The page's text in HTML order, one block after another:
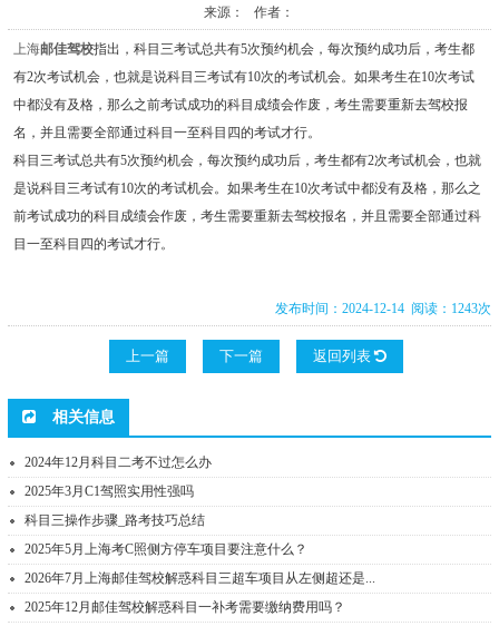
来源： 作者：
上海邮佳驾校指出，科目三考试总共有5次预约机会，每次预约成功后，考生都
有2次考试机会，也就是说科目三考试有10次的考试机会。如果考生在10次考试
中都没有及格，那么之前考试成功的科目成绩会作废，考生需要重新去驾校报
名，并且需要全部通过科目一至科目四的考试才行。
科目三考试总共有5次预约机会，每次预约成功后，考生都有2次考试机会，也就
是说科目三考试有10次的考试机会。如果考生在10次考试中都没有及格，那么之
前考试成功的科目成绩会作废，考生需要重新去驾校报名，并且需要全部通过科
目一至科目四的考试才行。
发布时间：2024-12-14 阅读：1243次
上一篇 下一篇 返回列表
相关信息
2024年12月科目二考不过怎么办
2025年3月C1驾照实用性强吗
科目三操作步骤_路考技巧总结
2025年5月上海考C照侧方停车项目要注意什么？
2026年7月上海邮佳驾校解惑科目三超车项目从左侧超还是...
2025年12月邮佳驾校解惑科目一补考需要缴纳费用吗？